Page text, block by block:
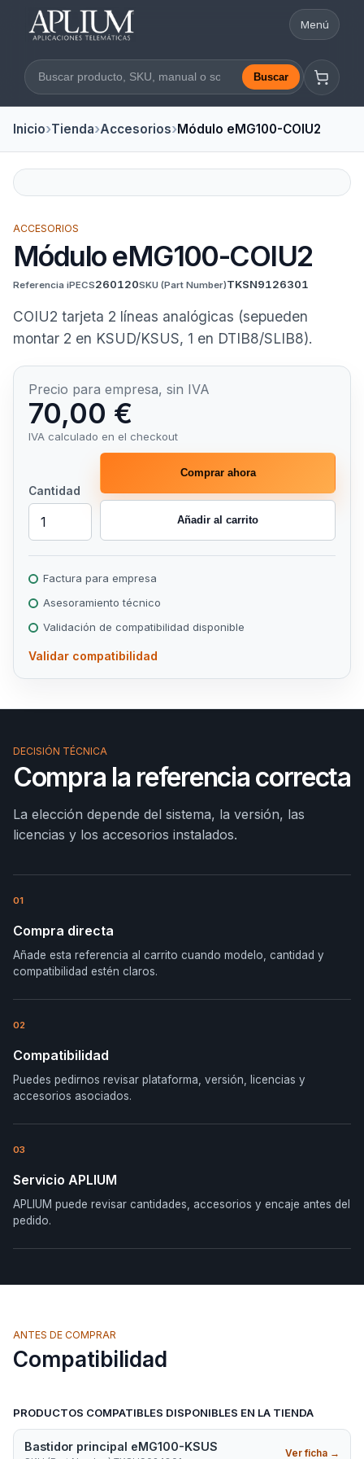
Abrir
Menú
Buscar en la web Buscar
Inicio Tienda Accesorios Módulo eMG100-COIU2
ACCESORIOS
Módulo eMG100-COIU2
Referencia iPECS260120SKU (Part Number)TKSN9126301
COIU2 tarjeta 2 líneas analógicas (sepueden
montar 2 en KSUD/KSUS, 1 en DTIB8/SLIB8).
Precio para empresa, sin IVA
70,00 €
IVA calculado en el checkout
Cantidad
Comprar ahora
Añadir al carrito
Factura para empresa
Asesoramiento técnico
Validación de compatibilidad disponible
Validar compatibilidad
DECISIÓN TÉCNICA
Compra la referencia correcta
La elección depende del sistema, la versión, las
licencias y los accesorios instalados.
01
Compra directa
Añade esta referencia al carrito cuando modelo, cantidad y
compatibilidad estén claros.
02
Compatibilidad
Puedes pedirnos revisar plataforma, versión, licencias y
accesorios asociados.
03
Servicio APLIUM
APLIUM puede revisar cantidades, accesorios y encaje antes del
pedido.
ANTES DE COMPRAR
Compatibilidad
PRODUCTOS COMPATIBLES DISPONIBLES EN LA TIENDA
Bastidor principal eMG100-KSUS Ver ficha →